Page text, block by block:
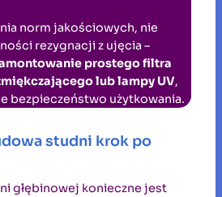
norm jakościowych, nie
rezygnacji z ujęcia –
prostego filtra
lub lampy UV,
bezpieczeństwo użytkowania.
studni krok po
głębinowej konieczne jest